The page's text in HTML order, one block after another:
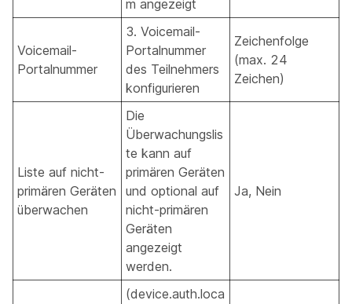
m angezeigt
Voicemail-
Portalnummer
3. Voicemail-
Portalnummer
des Teilnehmers
konfigurieren
Zeichenfolge
(max. 24
Zeichen)
Liste auf nicht-
primären Geräten
überwachen
Die
Überwachungslis
te kann auf
primären Geräten
und optional auf
nicht-primären
Geräten
angezeigt
werden.
Ja, Nein
(device.auth.loca